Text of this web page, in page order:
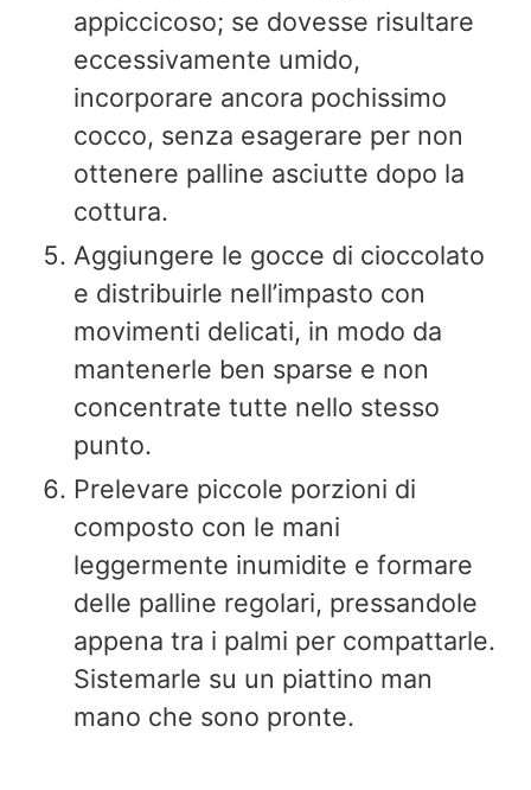
appiccicoso; se dovesse risultare
eccessivamente umido,
incorporare ancora pochissimo
cocco, senza esagerare per non
ottenere palline asciutte dopo la
cottura.
Aggiungere le gocce di cioccolato
e distribuirle nell’impasto con
movimenti delicati, in modo da
mantenerle ben sparse e non
concentrate tutte nello stesso
punto.
Prelevare piccole porzioni di
composto con le mani
leggermente inumidite e formare
delle palline regolari, pressandole
appena tra i palmi per compattarle.
Sistemarle su un piattino man
mano che sono pronte.